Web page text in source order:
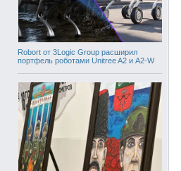
Robort от 3Logic Group расширил
портфель роботами Unitree A2 и A2-W